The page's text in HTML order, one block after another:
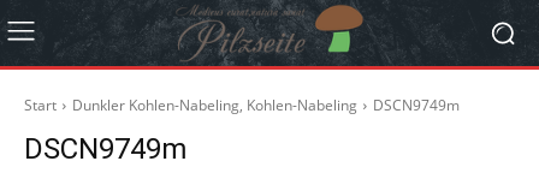
Start Dunkler Kohlen-Nabeling, Kohlen-Nabeling DSCN9749m
DSCN9749m